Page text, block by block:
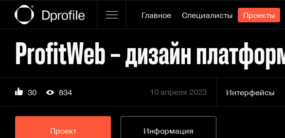
Главное Специалисты Проекты
30 834 10 апреля 2023 Интерфейсы
Проект Информация